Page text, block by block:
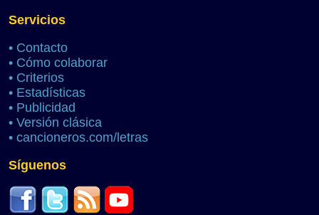
Servicios
• Contacto
• Cómo colaborar
• Criterios
• Estadísticas
• Publicidad
• Versión clásica
• cancioneros.com/letras
Síguenos